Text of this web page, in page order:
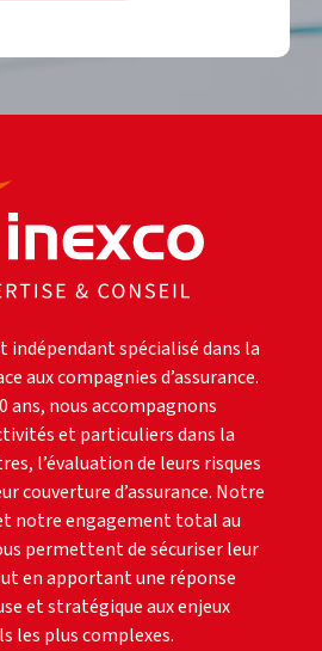
indépendant spécialisé dans la
aux compagnies d’assurance.
ans, nous accompagnons
et particuliers dans la
l’évaluation de leurs risques
couverture d’assurance. Notre
notre engagement total au
permettent de sécuriser leur
en apportant une réponse
et stratégique aux enjeux
les plus complexes.